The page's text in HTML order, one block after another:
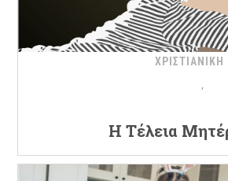
ΧΡΙΣΤΙΑΝΙΚΗ
Η Τέλεια